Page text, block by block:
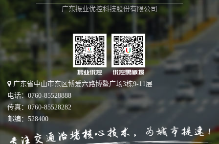
广东振业优控科技股份有限公司
广东省中山市东区博爱六路博鳌广场3栋9-11层
电话：0760-85528888
传真：0760-85528282
邮编：528400